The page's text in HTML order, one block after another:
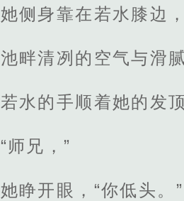
她侧身靠在若水膝边
池畔清冽的空气与滑
若水的手顺着她的发
“师兄，”
她睁开眼，“你低头。”